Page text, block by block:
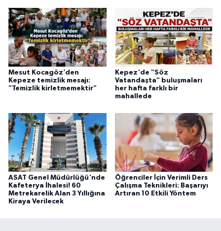
Mesut Kocagöz’den
Kepeze temizlik mesajı:
"Temizlik kirletmemektir"
Kepez'de "Söz
Vatandaşta" buluşmaları
her hafta farklı bir
mahallede
ASAT Genel Müdürlüğü'nde
Kafeterya İhalesi! 60
Metrekarelik Alan 3 Yıllığına
Kiraya Verilecek
Öğrenciler İçin Verimli Ders
Çalışma Teknikleri: Başarıyı
Artıran 10 Etkili Yöntem